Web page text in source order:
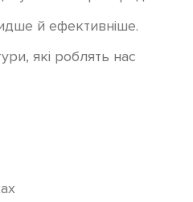
й ефективніше.
які роблять нас